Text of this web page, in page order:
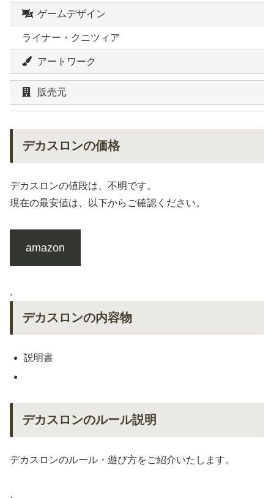
ゲームデザイン
ライナー・クニツィア
アートワーク
販売元
デカスロンの価格
デカスロンの値段は、不明です。
現在の最安値は、以下からご確認ください。
amazon
.
デカスロンの内容物
説明書
デカスロンのルール説明
デカスロンのルール・遊び方をご紹介いたします。
.